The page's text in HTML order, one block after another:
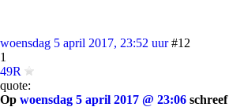
woensdag 5 april 2017, 23:52 uur #12
1
49R
quote:
Op woensdag 5 april 2017 @ 23:06 schreef